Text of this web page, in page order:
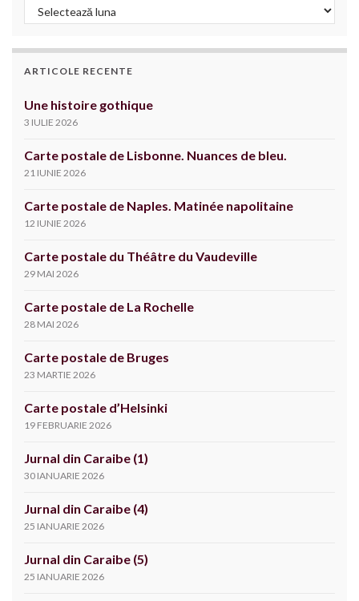
Arhive
ARTICOLE RECENTE
Une histoire gothique
3 IULIE 2026
Carte postale de Lisbonne. Nuances de bleu.
21 IUNIE 2026
Carte postale de Naples. Matinée napolitaine
12 IUNIE 2026
Carte postale du Théâtre du Vaudeville
29 MAI 2026
Carte postale de La Rochelle
28 MAI 2026
Carte postale de Bruges
23 MARTIE 2026
Carte postale d’Helsinki
19 FEBRUARIE 2026
Jurnal din Caraibe (1)
30 IANUARIE 2026
Jurnal din Caraibe (4)
25 IANUARIE 2026
Jurnal din Caraibe (5)
25 IANUARIE 2026